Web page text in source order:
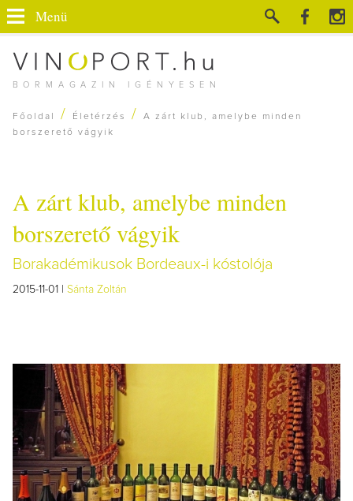
BORMAGAZIN IGÉNYESEN
Menü
Főoldal / Életérzés /
A zárt klub, amelybe minden
borszerető vágyik
A zárt klub, amelybe minden
borszerető vágyik
Borakadémikusok Bordeaux-i kóstolója
2015-11-01 | Sánta Zoltán